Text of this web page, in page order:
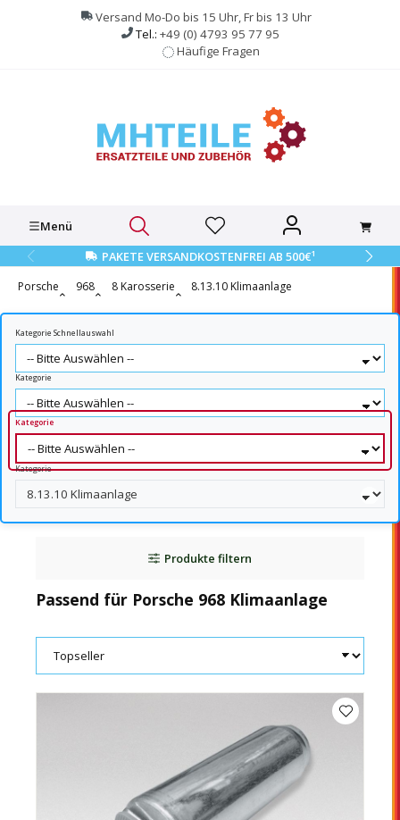
springen
Versand Mo-Do bis 15 Uhr, Fr bis 13 Uhr
Tel.: +49 (0) 4793 95 77 95
Häufige Fragen
Menü
PAKETE VERSANDKOSTENFREI AB 500€1
Porsche 968 8 Karosserie 8.13.10 Klimaanlage
Kategorie Schnellauswahl
Kategorie
Kategorie
Kategorie
Produkte filtern
Passend für Porsche 968 Klimaanlage